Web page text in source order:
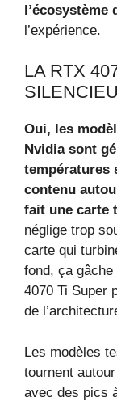
l’écosystème
l’expérience.
LA RTX
Oui, les
Nvidia sont
températures
contenu
fait une carte
néglige trop
carte qui
fond, ça
4070 Ti Super
de
Les modèles
tournent
avec des pics